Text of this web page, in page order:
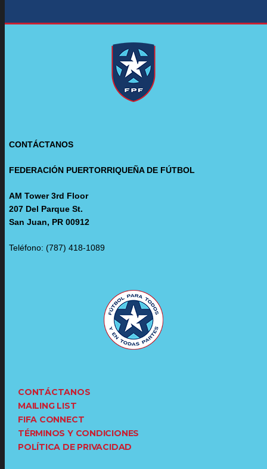
CONTÁCTANOS
FEDERACIÓN PUERTORRIQUEÑA DE FÚTBOL
AM Tower 3rd Floor
207 Del Parque St.
San Juan, PR 00912
Teléfono: (787) 418-1089
CONTÁCTANOS
MAILING LIST
FIFA CONNECT
TÉRMINOS Y CONDICIONES
POLÍTICA DE PRIVACIDAD